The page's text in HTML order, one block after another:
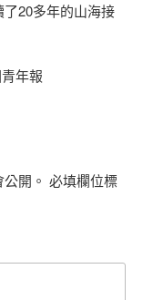
20多年的山海接
年報
開。 必填欄位標